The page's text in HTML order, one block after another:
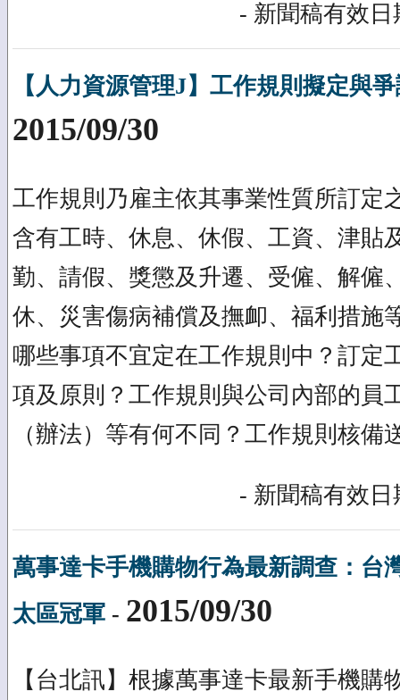
- 新聞稿有效日
【人力資源管理J】工作規則擬定與
2015/09/30
工作規則乃雇主依其事業性質所訂定
含有工時、休息、休假、工資、津貼
勤、請假、獎懲及升遷、受僱、解僱
休、災害傷病補償及撫卹、福利措施
哪些事項不宜定在工作規則中？訂定
項及原則？工作規則與公司內部的員
（辦法）等有何不同？工作規則核備
- 新聞稿有效日
萬事達卡手機購物行為最新調查：台
太區冠軍 - 2015/09/30
【台北訊】根據萬事達卡最新手機購